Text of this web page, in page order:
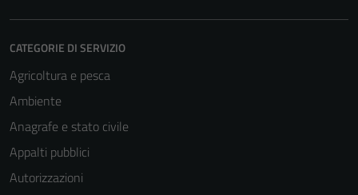
CATEGORIE DI SERVIZIO
Agricoltura e pesca
Ambiente
Anagrafe e stato civile
Appalti pubblici
Autorizzazioni